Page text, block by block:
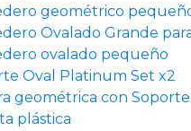
geométrico
Ovalado Grande
ovalado pequeño
Oval Platinum Set x2
geométrica con Soporte
plástica